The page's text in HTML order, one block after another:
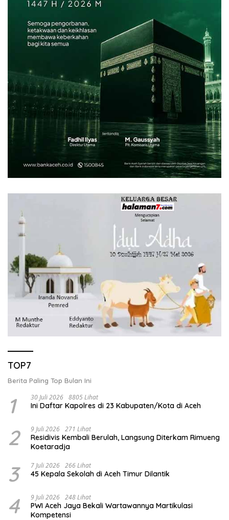
TOP7
Berita Paling Top Bulan Ini
1 30 Juli 2026 8805 Lihat
Ini Daftar Kapolres di 23 Kabupaten/Kota di Aceh
2 9 Juli 2026 271 Lihat
Residivis Kembali Berulah, Langsung Diterkam Rimueng
Koetaradja
3 7 Juli 2026 266 Lihat
45 Kepala Sekolah di Aceh Timur Dilantik
4 9 Juli 2026 248 Lihat
PWI Aceh Jaya Bekali Wartawannya Martikulasi
Kompetensi